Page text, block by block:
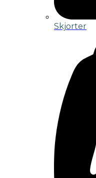
Skjorter